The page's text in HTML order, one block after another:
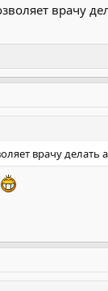
врачу
врачу делать